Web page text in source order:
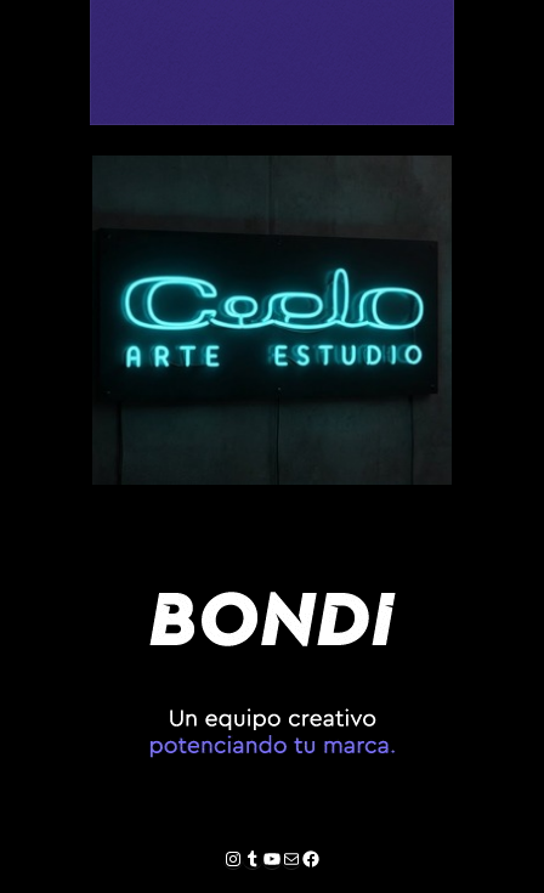
Instagram
Tumblr
YouTube
Correo electrónico
Facebook